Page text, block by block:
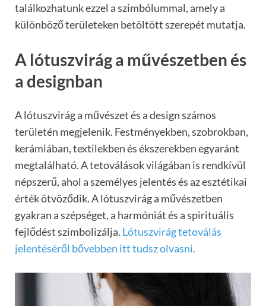
találkozhatunk ezzel a szimbólummal, amely a
különböző területeken betöltött szerepét mutatja.
A lótuszvirág a művészetben és
a designban
A lótuszvirág a művészet és a design számos
területén megjelenik. Festményekben, szobrokban,
kerámiában, textilekben és ékszerekben egyaránt
megtalálható. A tetoválások világában is rendkívül
népszerű, ahol a személyes jelentés és az esztétikai
érték ötvöződik. A lótuszvirág a művészetben
gyakran a szépséget, a harmóniát és a spirituális
fejlődést szimbolizálja. Lótuszvirág tetoválás
jelentéséről bővebben itt tudsz olvasni.